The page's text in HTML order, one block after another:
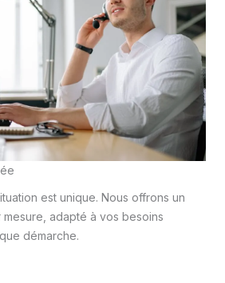
est unique. Nous offrons un
adapté à vos besoins
démarche.